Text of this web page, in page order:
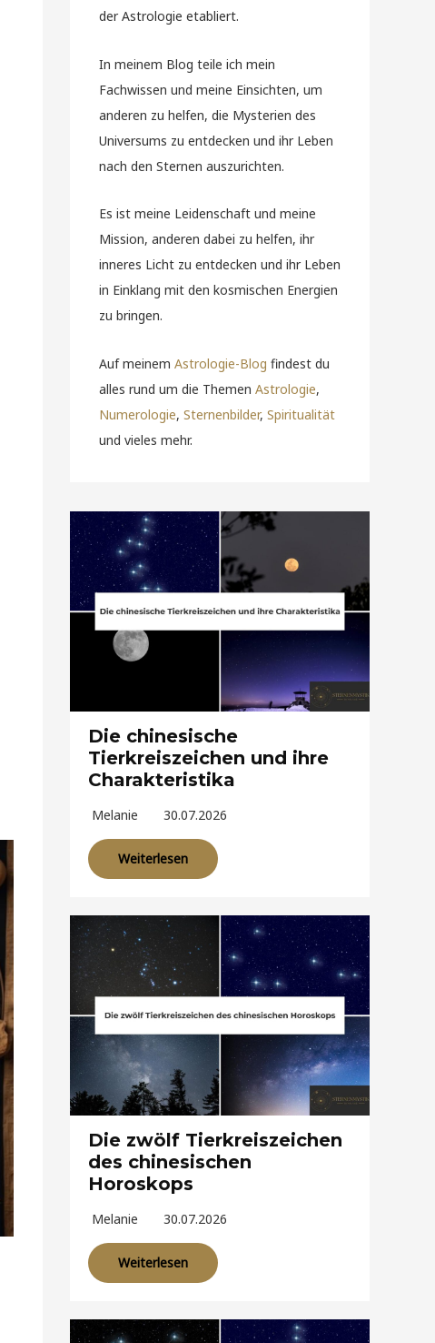
der Astrologie etabliert.
In meinem Blog teile ich mein
Fachwissen und meine Einsichten, um
anderen zu helfen, die Mysterien des
Universums zu entdecken und ihr Leben
nach den Sternen auszurichten.
Es ist meine Leidenschaft und meine
Mission, anderen dabei zu helfen, ihr
inneres Licht zu entdecken und ihr Leben
in Einklang mit den kosmischen Energien
zu bringen.
Auf meinem Astrologie-Blog findest du
alles rund um die Themen Astrologie,
Numerologie, Sternenbilder, Spiritualität
und vieles mehr.
Die chinesische
Tierkreiszeichen und ihre
Charakteristika
Melanie 30.07.2026
Weiterlesen
Die zwölf Tierkreiszeichen
des chinesischen
Horoskops
Melanie 30.07.2026
Weiterlesen